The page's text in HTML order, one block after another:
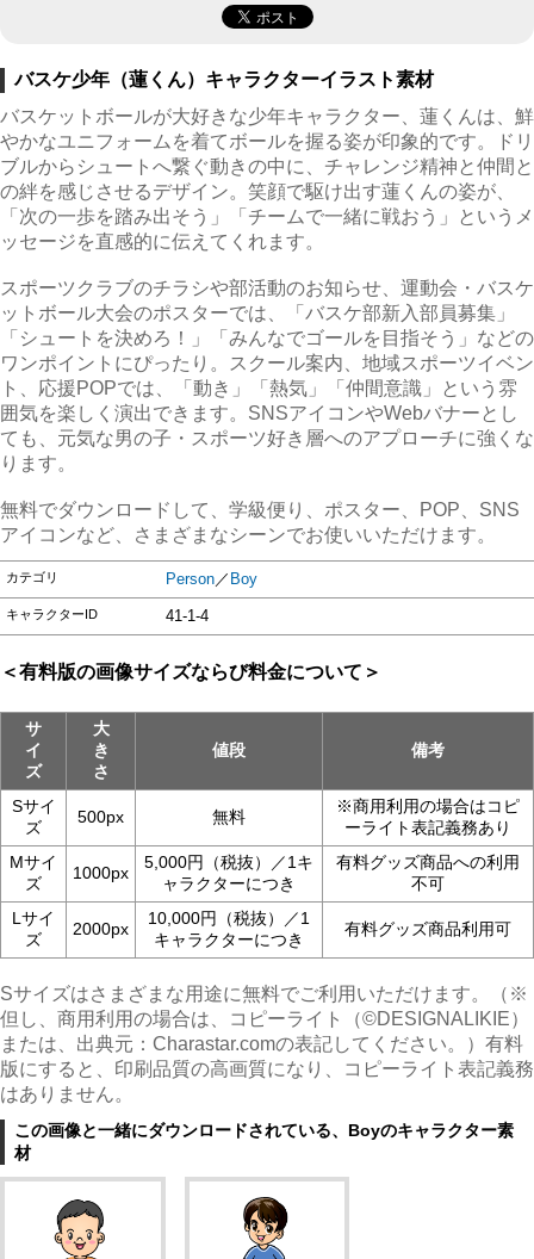
バスケ少年（蓮くん）キャラクターイラスト素材
バスケットボールが大好きな少年キャラクター、蓮くんは、鮮
やかなユニフォームを着てボールを握る姿が印象的です。ドリ
ブルからシュートへ繋ぐ動きの中に、チャレンジ精神と仲間と
の絆を感じさせるデザイン。笑顔で駆け出す蓮くんの姿が、
「次の一歩を踏み出そう」「チームで一緒に戦おう」というメ
ッセージを直感的に伝えてくれます。
スポーツクラブのチラシや部活動のお知らせ、運動会・バスケ
ットボール大会のポスターでは、「バスケ部新入部員募集」
「シュートを決めろ！」「みんなでゴールを目指そう」などの
ワンポイントにぴったり。スクール案内、地域スポーツイベン
ト、応援POPでは、「動き」「熱気」「仲間意識」という雰
囲気を楽しく演出できます。SNSアイコンやWebバナーとし
ても、元気な男の子・スポーツ好き層へのアプローチに強くな
ります。
無料でダウンロードして、学級便り、ポスター、POP、SNS
アイコンなど、さまざまなシーンでお使いいただけます。
カテゴリ Person／ Boy
キャラクターID 41-1-4
＜有料版の画像サイズならび料金について＞
サ
イ
ズ
大
き
さ
値段 備考
Sサイ
ズ
500px 無料
※商用利用の場合はコピ
ーライト表記義務あり
Mサイ
ズ
1000px
5,000円（税抜）／1キ
ャラクターにつき
有料グッズ商品への利用
不可
Lサイ
ズ
2000px
10,000円（税抜）／1
キャラクターにつき
有料グッズ商品利用可
Sサイズはさまざまな用途に無料でご利用いただけます。（※
但し、商用利用の場合は、コピーライト（©︎DESIGNALIKIE）
または、出典元：Charastar.comの表記してください。）有料
版にすると、印刷品質の高画質になり、コピーライト表記義務
はありません。
この画像と一緒にダウンロードされている、Boyのキャラクター素
材